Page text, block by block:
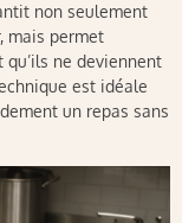
non seulement
mais permet
ne deviennent
est idéale
un repas sans